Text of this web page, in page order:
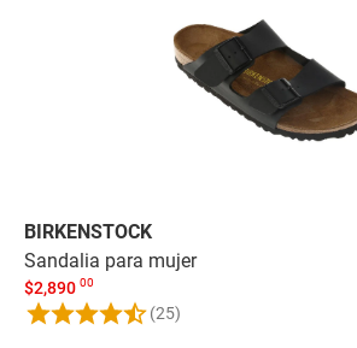
BIRKENSTOCK
Sandalia para mujer
$2,890 00
(25)